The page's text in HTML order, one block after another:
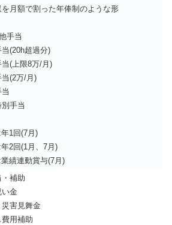
月額で割った年俸制のような形
手当
(20h超過分)
(上限8万/月)
(2万/月)
手当
1回(7月)
2回(1月、7月)
績連動賞与(7月)
補助
い金
災害見舞金
費用補助